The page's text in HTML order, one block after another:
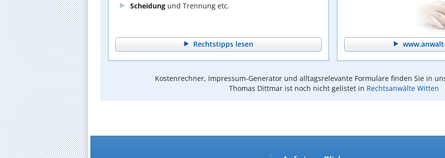
Scheidung und Trennung etc.
Rechtstipps lesen
Kostenrechner, Impressum-Generator und alltagsrelevante Formulare finden Sie in
Thomas Dittmar ist noch nicht gelistet in Rechtsanwälte Witten